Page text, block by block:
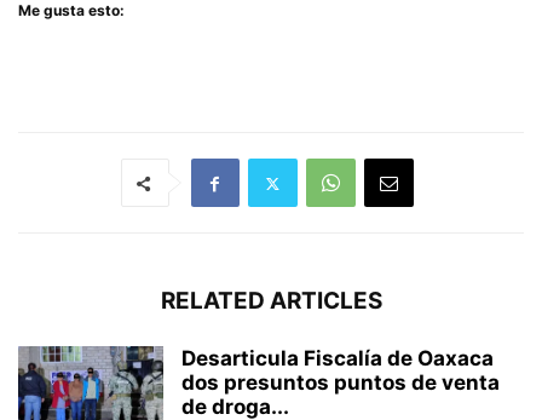
Me gusta esto:
RELATED ARTICLES
Desarticula Fiscalía de Oaxaca
dos presuntos puntos de venta
de droga...